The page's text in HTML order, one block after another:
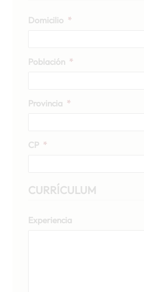
Domicilio *
Población *
Provincia *
CP *
CURRÍCULUM
Experiencia